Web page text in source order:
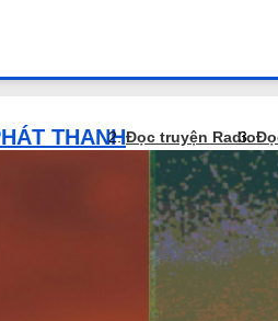
THANHĐọc truyện Radio